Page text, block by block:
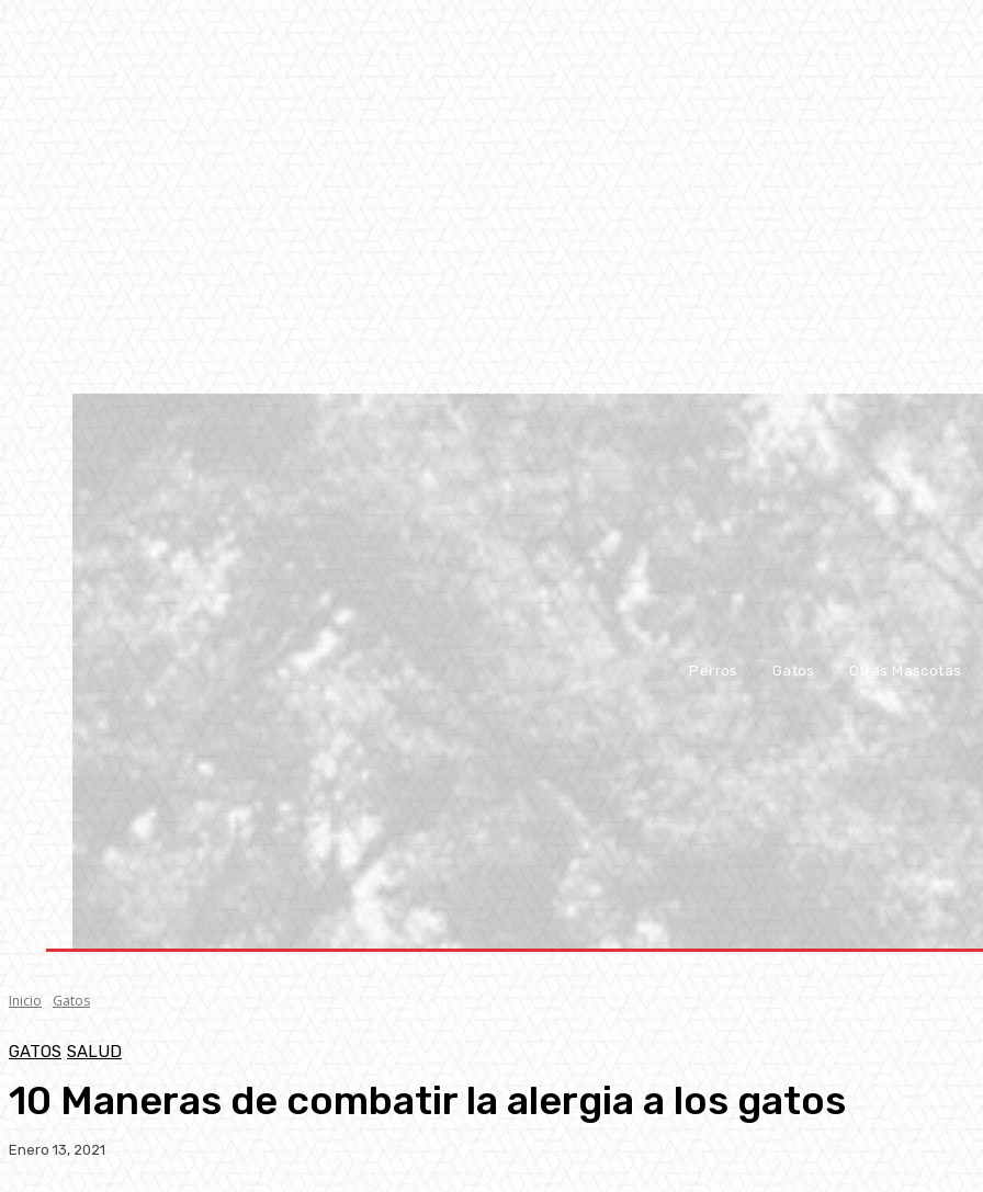
Perros Gatos Otras Mascotas
Inicio Gatos
GATOS SALUD
10 Maneras de combatir la alergia a los gatos
Enero 13, 2021